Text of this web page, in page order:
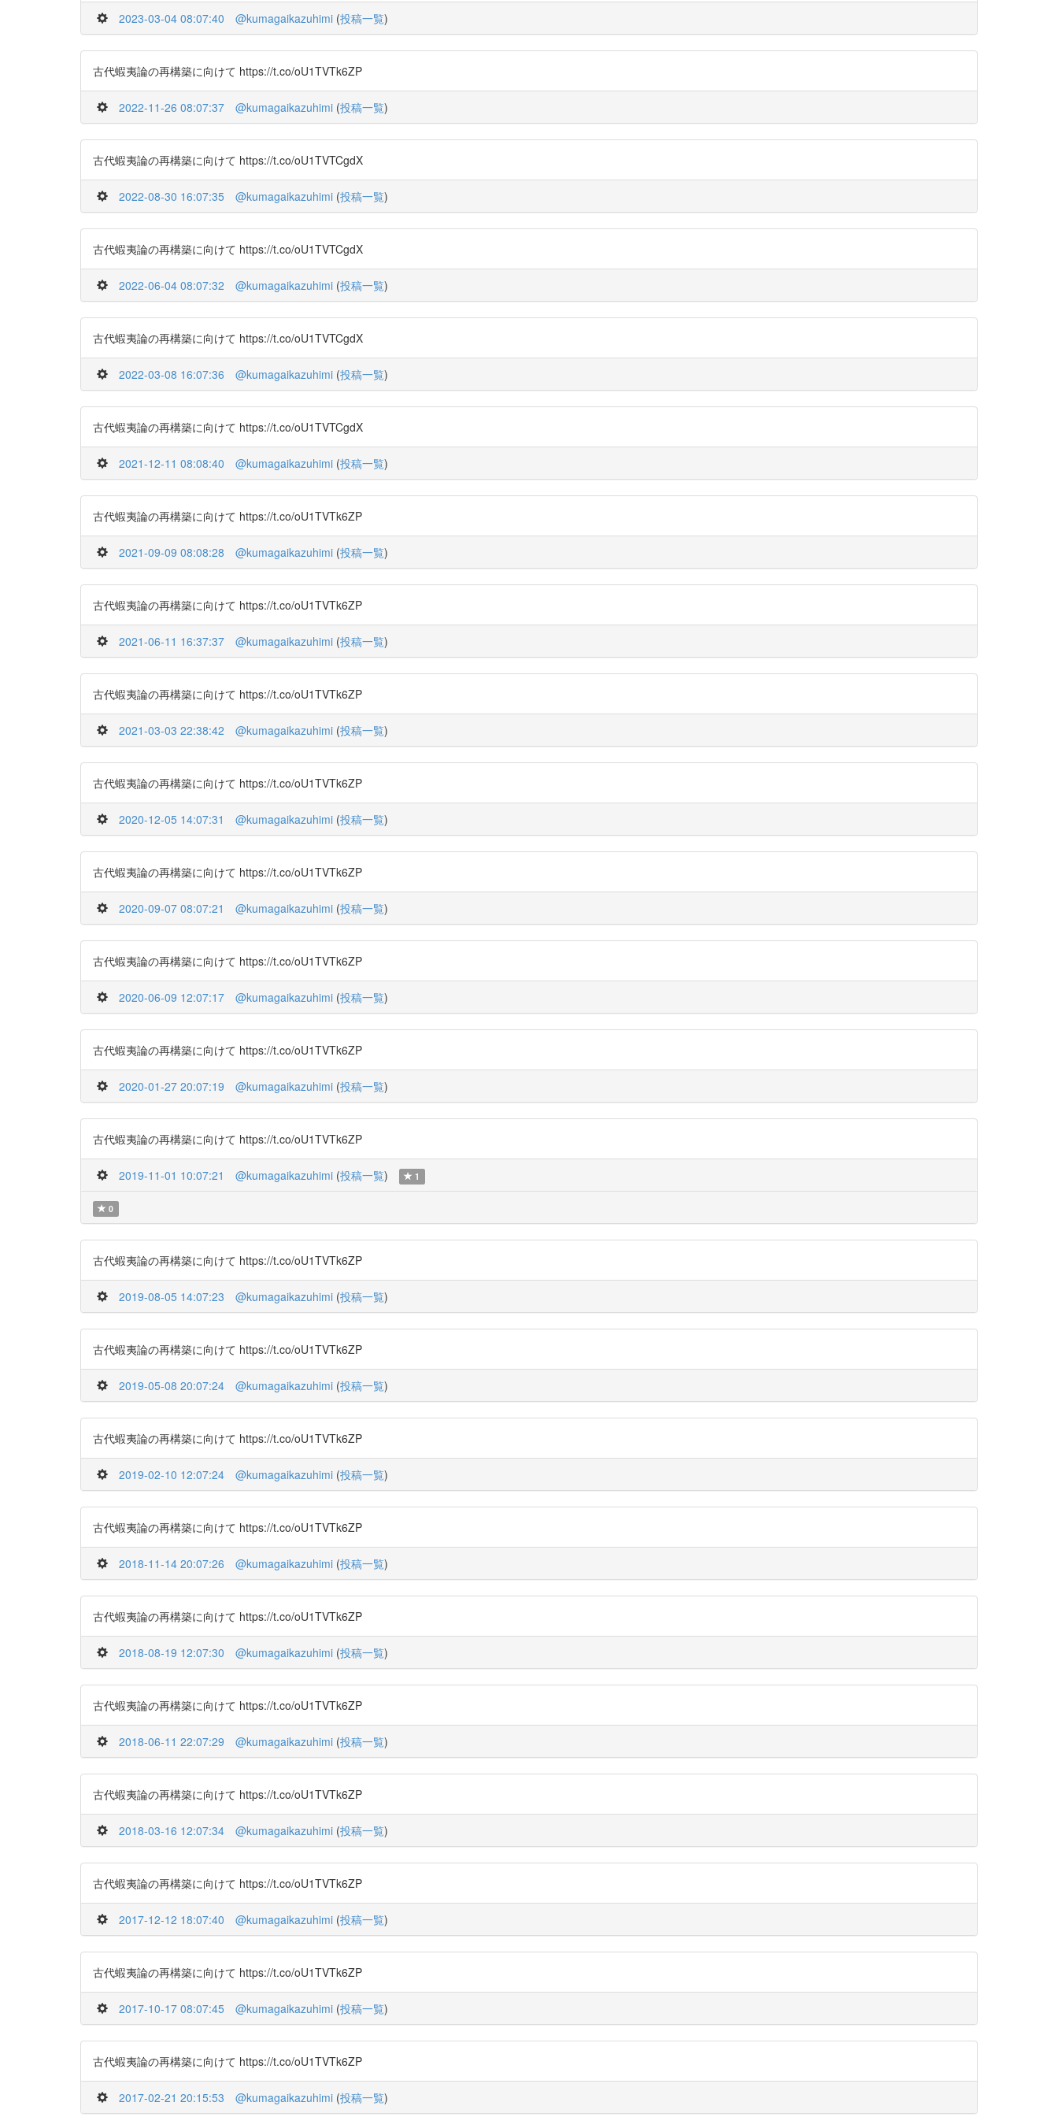
2023-03-04 08:07:40 @kumagaikazuhimi (投稿一覧)
古代蝦夷論の再構築に向けて https://t.co/oU1TVTk6ZP
2022-11-26 08:07:37 @kumagaikazuhimi (投稿一覧)
古代蝦夷論の再構築に向けて https://t.co/oU1TVTCgdX
2022-08-30 16:07:35 @kumagaikazuhimi (投稿一覧)
古代蝦夷論の再構築に向けて https://t.co/oU1TVTCgdX
2022-06-04 08:07:32 @kumagaikazuhimi (投稿一覧)
古代蝦夷論の再構築に向けて https://t.co/oU1TVTCgdX
2022-03-08 16:07:36 @kumagaikazuhimi (投稿一覧)
古代蝦夷論の再構築に向けて https://t.co/oU1TVTCgdX
2021-12-11 08:08:40 @kumagaikazuhimi (投稿一覧)
古代蝦夷論の再構築に向けて https://t.co/oU1TVTk6ZP
2021-09-09 08:08:28 @kumagaikazuhimi (投稿一覧)
古代蝦夷論の再構築に向けて https://t.co/oU1TVTk6ZP
2021-06-11 16:37:37 @kumagaikazuhimi (投稿一覧)
古代蝦夷論の再構築に向けて https://t.co/oU1TVTk6ZP
2021-03-03 22:38:42 @kumagaikazuhimi (投稿一覧)
古代蝦夷論の再構築に向けて https://t.co/oU1TVTk6ZP
2020-12-05 14:07:31 @kumagaikazuhimi (投稿一覧)
古代蝦夷論の再構築に向けて https://t.co/oU1TVTk6ZP
2020-09-07 08:07:21 @kumagaikazuhimi (投稿一覧)
古代蝦夷論の再構築に向けて https://t.co/oU1TVTk6ZP
2020-06-09 12:07:17 @kumagaikazuhimi (投稿一覧)
古代蝦夷論の再構築に向けて https://t.co/oU1TVTk6ZP
2020-01-27 20:07:19 @kumagaikazuhimi (投稿一覧)
古代蝦夷論の再構築に向けて https://t.co/oU1TVTk6ZP
2019-11-01 10:07:21 @kumagaikazuhimi (投稿一覧) 1
0
古代蝦夷論の再構築に向けて https://t.co/oU1TVTk6ZP
2019-08-05 14:07:23 @kumagaikazuhimi (投稿一覧)
古代蝦夷論の再構築に向けて https://t.co/oU1TVTk6ZP
2019-05-08 20:07:24 @kumagaikazuhimi (投稿一覧)
古代蝦夷論の再構築に向けて https://t.co/oU1TVTk6ZP
2019-02-10 12:07:24 @kumagaikazuhimi (投稿一覧)
古代蝦夷論の再構築に向けて https://t.co/oU1TVTk6ZP
2018-11-14 20:07:26 @kumagaikazuhimi (投稿一覧)
古代蝦夷論の再構築に向けて https://t.co/oU1TVTk6ZP
2018-08-19 12:07:30 @kumagaikazuhimi (投稿一覧)
古代蝦夷論の再構築に向けて https://t.co/oU1TVTk6ZP
2018-06-11 22:07:29 @kumagaikazuhimi (投稿一覧)
古代蝦夷論の再構築に向けて https://t.co/oU1TVTk6ZP
2018-03-16 12:07:34 @kumagaikazuhimi (投稿一覧)
古代蝦夷論の再構築に向けて https://t.co/oU1TVTk6ZP
2017-12-12 18:07:40 @kumagaikazuhimi (投稿一覧)
古代蝦夷論の再構築に向けて https://t.co/oU1TVTk6ZP
2017-10-17 08:07:45 @kumagaikazuhimi (投稿一覧)
古代蝦夷論の再構築に向けて https://t.co/oU1TVTk6ZP
2017-02-21 20:15:53 @kumagaikazuhimi (投稿一覧)